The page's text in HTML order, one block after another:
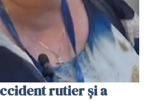
rutier și a